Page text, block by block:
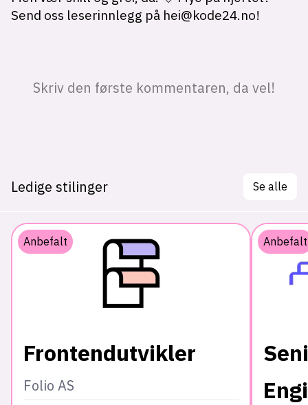
Ledige stilinger Se alle
Anbefalt
Frontendutvikler
Folio AS
Anbefalt